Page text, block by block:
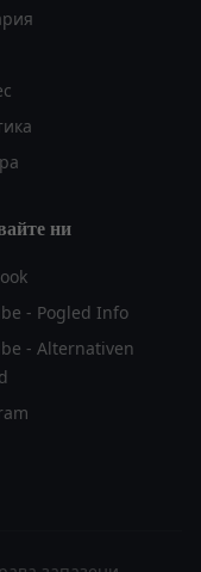
ни
- Pogled Info
- Alternativen